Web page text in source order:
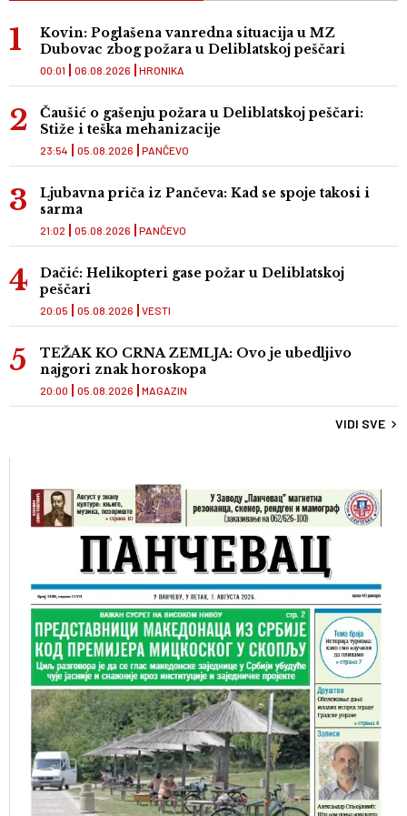
Kovin: Poglašena vanredna situacija u MZ
Dubovac zbog požara u Deliblatskoj peščari
HRONIKA
00:01 06.08.2026
Čaušić o gašenju požara u Deliblatskoj peščari:
Stiže i teška mehanizacije
PANČEVO
23:54 05.08.2026
Ljubavna priča iz Pančeva: Kad se spoje takosi i
sarma
PANČEVO
21:02 05.08.2026
Dačić: Helikopteri gase požar u Deliblatskoj
peščari
VESTI
20:05 05.08.2026
TEŽAK KO CRNA ZEMLJA: Ovo je ubedljivo
najgori znak horoskopa
MAGAZIN
20:00 05.08.2026
VIDI SVE